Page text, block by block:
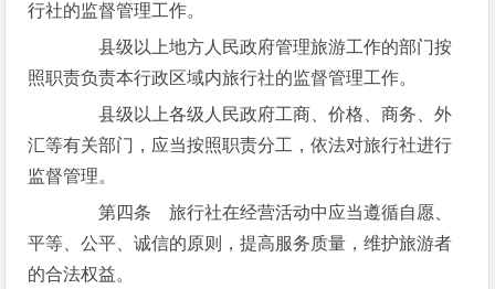
行社的监督管理工作。
县级以上地方人民政府管理旅游工作的部门按
照职责负责本行政区域内旅行社的监督管理工作。
县级以上各级人民政府工商、价格、商务、外
汇等有关部门，应当按照职责分工，依法对旅行社进行
监督管理。
第四条 旅行社在经营活动中应当遵循自愿、
平等、公平、诚信的原则，提高服务质量，维护旅游者
的合法权益。